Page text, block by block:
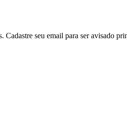
Cadastre seu email para ser avisado